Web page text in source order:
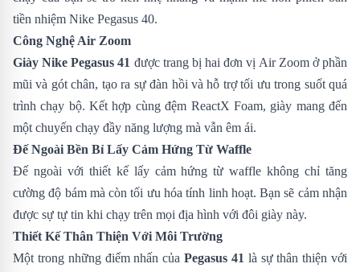
tiền nhiệm Nike Pegasus 40.
Công Nghệ Air Zoom
Giày Nike Pegasus 41 được trang bị hai đơn vị Air Zoom ở phần
mũi và gót chân, tạo ra sự đàn hồi và hỗ trợ tối ưu trong suốt quá
trình chạy bộ. Kết hợp cùng đệm ReactX Foam, giày mang đến
một chuyến chạy đầy năng lượng mà vẫn êm ái.
Đế Ngoài Bền Bỉ Lấy Cảm Hứng Từ Waffle
Đế ngoài với thiết kế lấy cảm hứng từ waffle không chỉ tăng
cường độ bám mà còn tối ưu hóa tính linh hoạt. Bạn sẽ cảm nhận
được sự tự tin khi chạy trên mọi địa hình với đôi giày này.
Thiết Kế Thân Thiện Với Môi Trường
Một trong những điểm nhấn của Pegasus 41 là sự thân thiện với